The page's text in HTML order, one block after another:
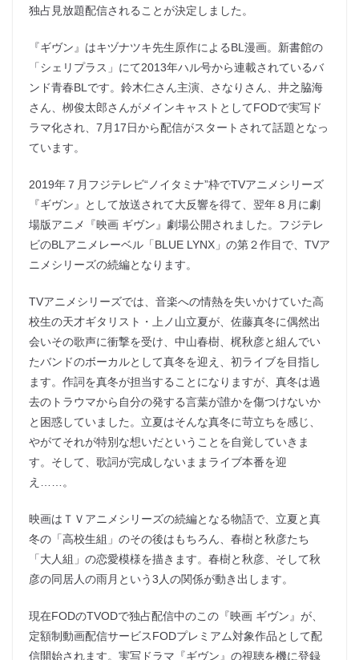
独占見放題配信されることが決定しました。
『ギヴン』はキヅナツキ先生原作によるBL漫画。新書館の
「シェリプラス」にて2013年ハル号から連載されているバ
ンド青春BLです。鈴木仁さん主演、さなりさん、井之脇海
さん、栁俊太郎さんがメインキャストとしてFODで実写ド
ラマ化され、7月17日から配信がスタートされて話題となっ
ています。
2019年７月フジテレビ“ノイタミナ”枠でTVアニメシリーズ
『ギヴン』として放送されて大反響を得て、翌年８月に劇
場版アニメ『映画 ギヴン』劇場公開されました。フジテレ
ビのBLアニメレーベル「BLUE LYNX」の第２作目で、TVア
ニメシリーズの続編となります。
TVアニメシリーズでは、音楽への情熱を失いかけていた高
校生の天才ギタリスト・上ノ山立夏が、佐藤真冬に偶然出
会いその歌声に衝撃を受け、中山春樹、梶秋彦と組んでい
たバンドのボーカルとして真冬を迎え、初ライブを目指し
ます。作詞を真冬が担当することになりますが、真冬は過
去のトラウマから自分の発する言葉が誰かを傷つけないか
と困惑していました。立夏はそんな真冬に苛立ちを感じ、
やがてそれが特別な想いだということを自覚していきま
す。そして、歌詞が完成しないままライブ本番を迎
え……。
映画はＴＶアニメシリーズの続編となる物語で、立夏と真
冬の「高校生組」のその後はもちろん、春樹と秋彦たち
「大人組」の恋愛模様を描きます。春樹と秋彦、そして秋
彦の同居人の雨月という3人の関係が動き出します。
現在FODのTVODで独占配信中のこの『映画 ギヴン』が、
定額制動画配信サービスFODプレミアム対象作品として配
信開始されます。実写ドラマ『ギヴン』の視聴を機に登録